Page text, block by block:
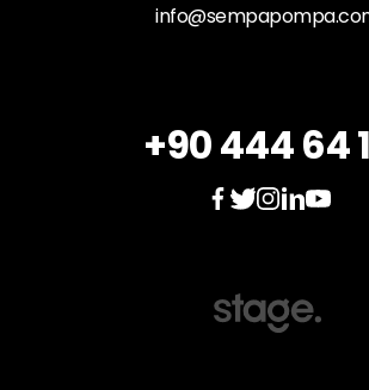
+90 444 64